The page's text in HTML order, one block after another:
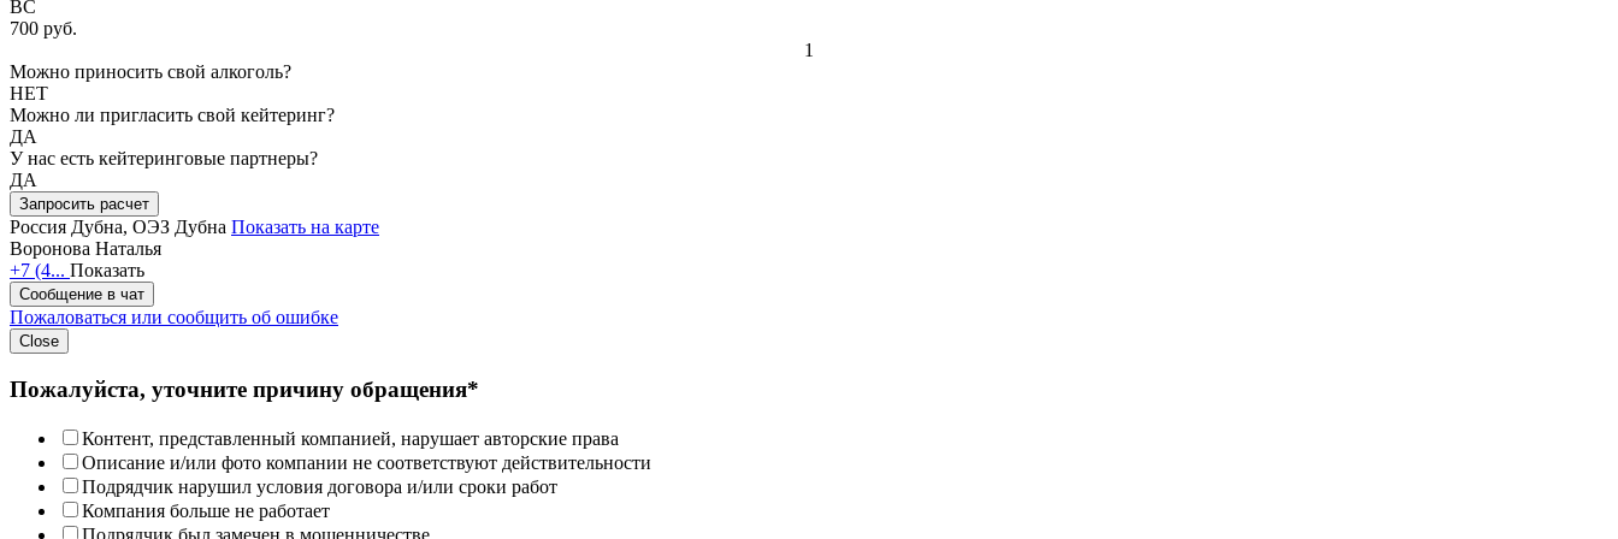
ВС
700 руб.
1
Можно приносить свой алкоголь?
НЕТ
Можно ли пригласить свой кейтеринг?
ДА
У нас есть кейтеринговые партнеры?
ДА
Запросить расчет
Россия Дубна, ОЭЗ Дубна Показать на карте
Воронова Наталья
+7 (4... Показать
Сообщение в чат
Пожаловаться или сообщить об ошибке
Close
Пожалуйста, уточните причину обращения*
Контент, представленный компанией, нарушает авторские права
Описание и/или фото компании не соответствуют действительности
Подрядчик нарушил условия договора и/или сроки работ
Компания больше не работает
Подрядчик был замечен в мошенничестве